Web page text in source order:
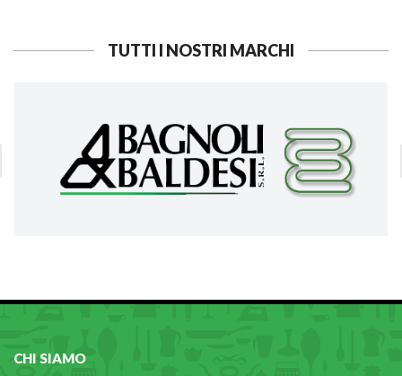
TUTTI I NOSTRI MARCHI
CHI SIAMO